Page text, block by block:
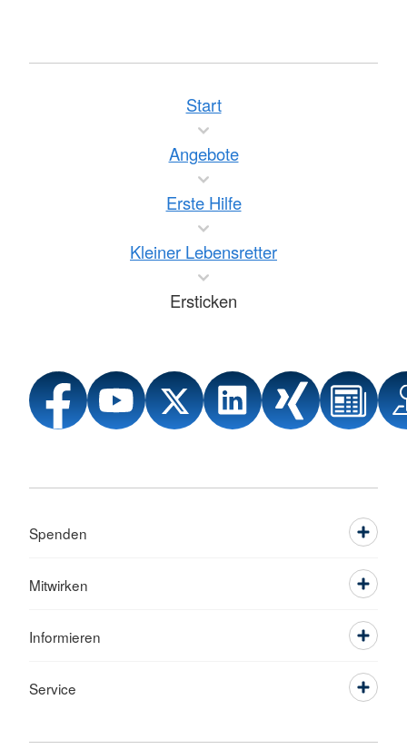
Start
Angebote
Erste Hilfe
Kleiner Lebensretter
Ersticken
Spenden
Mitwirken
Informieren
Service